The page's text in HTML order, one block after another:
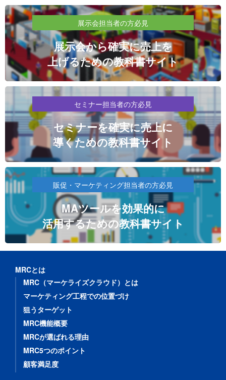
展示会担当者の方必見
展示会から確実に売上を
上げるための教科書サイト
セミナー担当者の方必見
セミナーを確実に売上に
導くための教科書サイト
販促・マーケティング担当者の方必見
MAツールを効果的に
活用するための教科書サイト
MRCとは
MRC（マーケライズクラウド）とは
マーケティング工程での位置づけ
狙うターゲット
MRC機能概要
MRCが選ばれる理由
MRC5つのポイント
顧客満足度